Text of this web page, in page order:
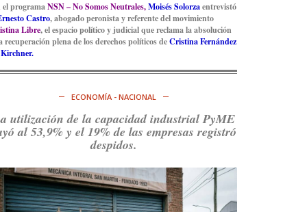
el programaNSN – No Somos Neutrales,Moisés Solorzaentrevistó
Castro, abogado peronista y referente del movimiento
Libre, el espacio político y judicial que reclama la absolución
recuperación plena de los derechos políticos deCristina Fernández
ECONOMÍA - NACIONAL
utilización de la capacidad industrial PyME
al 53,9% y el 19% de las empresas registró
despidos.